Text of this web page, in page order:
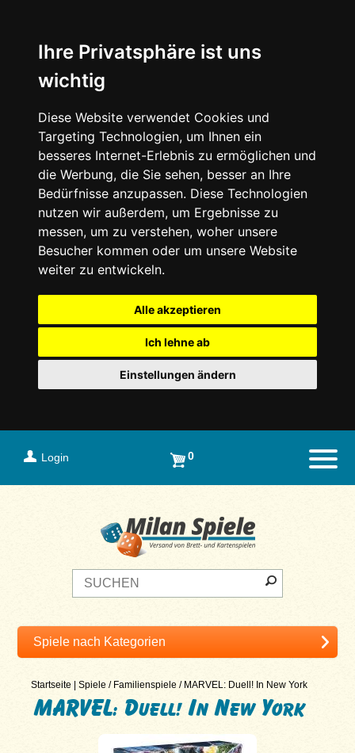
Ihre Privatsphäre ist uns
wichtig
Diese Website verwendet Cookies und
Targeting Technologien, um Ihnen ein
besseres Internet-Erlebnis zu ermöglichen und
die Werbung, die Sie sehen, besser an Ihre
Bedürfnisse anzupassen. Diese Technologien
nutzen wir außerdem, um Ergebnisse zu
messen, um zu verstehen, woher unsere
Besucher kommen oder um unsere Website
weiter zu entwickeln.
Alle akzeptieren
Ich lehne ab
Einstellungen ändern
Login 0
Startseite |Spiele / Familienspiele / MARVEL: Duell! In New York
MARVEL: Duell! In New York